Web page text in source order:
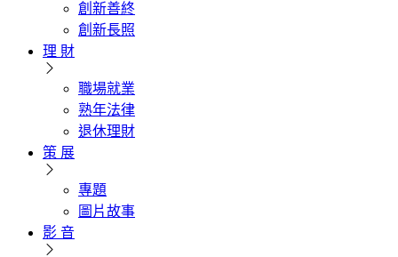
創新善終
創新長照
理 財
職場就業
熟年法律
退休理財
策 展
專題
圖片故事
影 音